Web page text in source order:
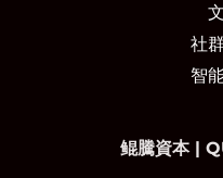
社
智
鲲騰資本 |